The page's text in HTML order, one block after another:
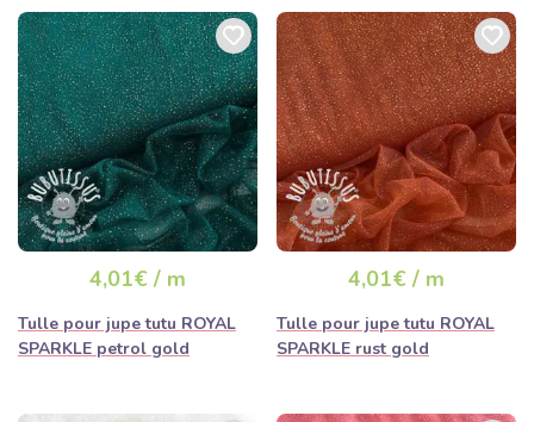
4,01€ / m
Tulle pour jupe tutu ROYAL
SPARKLE petrol gold
4,01€ / m
Tulle pour jupe tutu ROYAL
SPARKLE rust gold